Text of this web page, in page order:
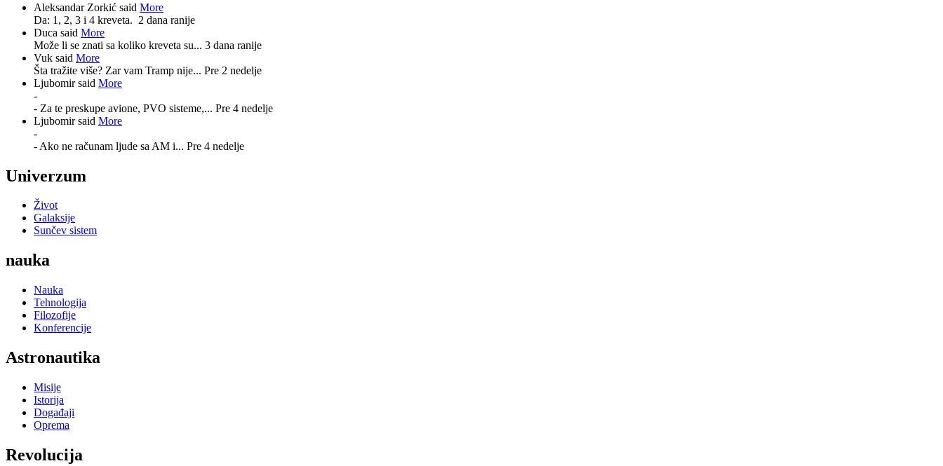
Aleksandar Zorkić said More
Da: 1, 2, 3 i 4 kreveta. 2 dana ranije
Duca said More
Može li se znati sa koliko kreveta su... 3 dana ranije
Vuk said More
Šta tražite više? Zar vam Tramp nije... Pre 2 nedelje
Ljubomir said More
-
- Za te preskupe avione, PVO sisteme,... Pre 4 nedelje
Ljubomir said More
-
- Ako ne računam ljude sa AM i... Pre 4 nedelje
Univerzum
Život
Galaksije
Sunčev sistem
nauka
Nauka
Tehnologija
Filozofije
Konferencije
Astronautika
Misije
Istorija
Događaji
Oprema
Revolucija